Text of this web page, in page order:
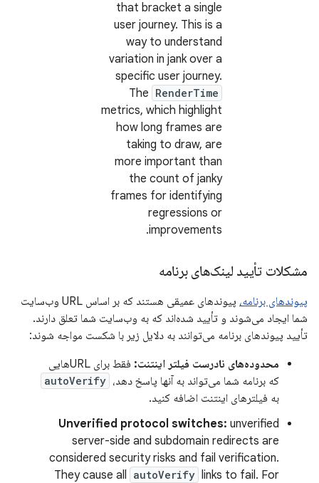
that bracket a single
user journey. This is a
way to understand
variation in jank over a
specific user journey.
The RenderTime
metrics, which highlight
how long frames are
taking to draw, are
more important than
the count of janky
frames for identifying
regressions or
improvements.
مشکلات تأیید لینک‌های برنامه
پیوندهای برنامه،
پیوندهای عمیقی هستند که بر اساس URL وب‌سایت
شما ایجاد می‌شوند و تأیید شده‌اند که به وب‌سایت شما تعلق دارند.
تأیید پیوندهای برنامه می‌توانند به دلایل زیر با شکست مواجه شوند:
محدوده‌های نادرست فیلتر اینتنت:
فقط برای URLهایی
که برنامه شما می‌تواند به آنها پاسخ دهد، autoVerify
به فیلترهای اینتنت اضافه کنید.
Unverified protocol switches: unverified
server-side and subdomain redirects are
considered security risks and fail verification.
They cause all autoVerify links to fail. For